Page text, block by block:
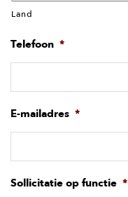
Land
Telefoon *
E-mailadres *
Sollicitatie op functie *